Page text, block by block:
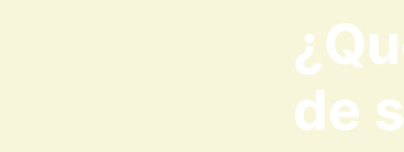
de